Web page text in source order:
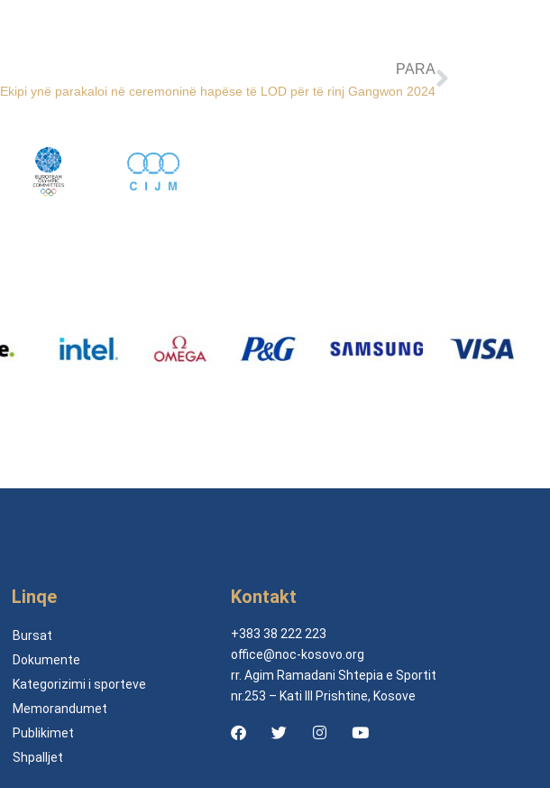
PARA
Ekipi ynë parakaloi në ceremoninë hapëse të LOD për të rinj Gangwon 2024
Linqe
Bursat
Dokumente
Kategorizimi i sporteve
Memorandumet
Publikimet
Shpalljet
Kontakt
+383 38 222 223
office@noc-kosovo.org
rr. Agim Ramadani Shtepia e Sportit
nr.253 – Kati III Prishtine, Kosove